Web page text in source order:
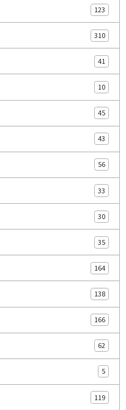
123
310
41
10
45
43
56
33
30
35
164
138
166
62
5
119